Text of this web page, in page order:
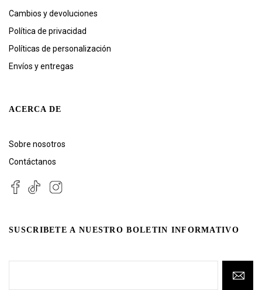
Cambios y devoluciones
Política de privacidad
Políticas de personalización
Envíos y entregas
ACERCA DE
Sobre nosotros
Contáctanos
SUSCRIBETE A NUESTRO BOLETIN INFORMATIVO